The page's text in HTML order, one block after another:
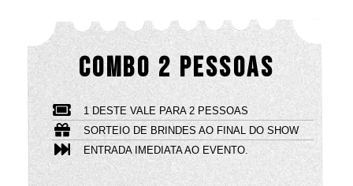
Combo 2 pessoas
1 DESTE VALE PARA 2 PESSOAS
SORTEIO DE BRINDES AO FINAL DO SHOW
ENTRADA IMEDIATA AO EVENTO.